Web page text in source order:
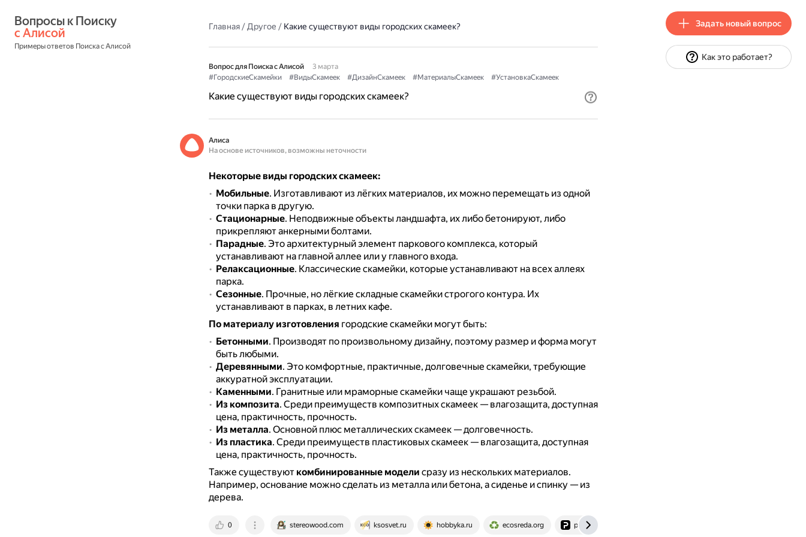
с Алисой
Примеры ответов Поиска с Алисой
Главная/Другое / Какие существуют виды городских скамеек?
Вопрос для Поиска с Алисой
3 марта
#ГородскиеСкамейки
#ВидыСкамеек #ДизайнСкамеек #МатериалыСкамеек #УстановкаСкамеек
Какие существуют виды городских скамеек?
Алиса
На основе источников, возможны неточности
Некоторые виды городских скамеек:
Мобильные. Изготавливают из лёгких материалов, их можно перемещать из одной
точки парка в другую.
Стационарные. Неподвижные объекты ландшафта, их либо бетонируют, либо
прикрепляют анкерными болтами.
Парадные. Это архитектурный элемент паркового комплекса, который
устанавливают на главной аллее или у главного входа.
Релаксационные. Классические скамейки, которые устанавливают на всех аллеях
парка.
Сезонные. Прочные, но лёгкие складные скамейки строгого контура. Их
устанавливают в парках, в летних кафе.
По материалу изготовления городские скамейки могут быть:
Бетонными. Производят по произвольному дизайну, поэтому размер и форма могут
быть любыми.
Деревянными. Это комфортные, практичные, долговечные скамейки, требующие
аккуратной эксплуатации.
Каменными. Гранитные или мраморные скамейки чаще украшают резьбой.
Из композита. Среди преимуществ композитных скамеек — влагозащита, доступная
цена, практичность, прочность.
Из металла. Основной плюс металлических скамеек — долговечность.
Из пластика. Среди преимуществ пластиковых скамеек — влагозащита, доступная
цена, практичность, прочность.
Также существуют комбинированные модели сразу из нескольких материалов.
Например, основание можно сделать из металла или бетона, а сиденье и спинку — из
дерева.
0 stereowood.com ksosvet.ru hobbyka.ru ecosreda.org pillars.ru
Задать новый вопрос
Как это работает?